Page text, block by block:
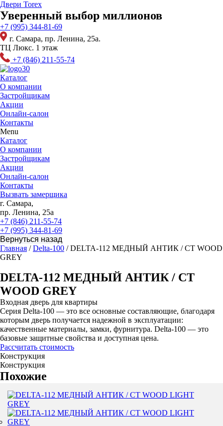
Перейти
к
содержимому
Двери Torex
Уверенный выбор миллионов
+7 (995) 344-81-69
г. Самара, пр. Ленина, 25а.
ТЦ Люкс. 1 этаж
+7 (846) 211-55-74
Каталог
О компании
Застройщикам
Акции
Онлайн-салон
Контакты
Menu
Каталог
О компании
Застройщикам
Акции
Онлайн-салон
Контакты
Вызвать замерщика
г. Самара,
пр. Ленина, 25а
+7 (846) 211-55-74
+7 (995) 344-81-69
Главная /Delta-100 / DELTA-112 МЕДНЫЙ АНТИК / CT WOOD
GREY
DELTA-112 МЕДНЫЙ АНТИК / CT
WOOD GREY
Входная дверь для квартиры
Серия Delta-100 — это все основные составляющие, благодаря
которым дверь получается надежной в эксплуатации:
качественные материалы, замки, фурнитура. Delta-100 — это
базовые защитные свойства и доступная цена.
Рассчитать стоимость
Конструкция
Конструкция
Похожие